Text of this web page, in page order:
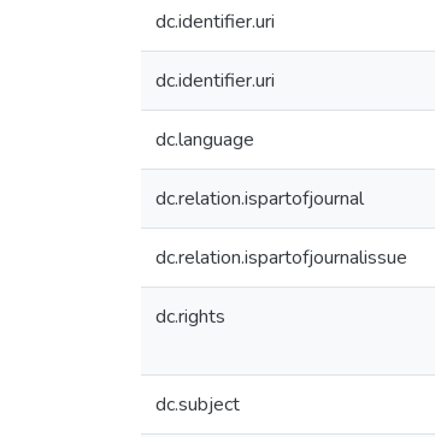
dc.identifier.uri
dc.identifier.uri
dc.language
dc.relation.ispartofjournal
dc.relation.ispartofjournalissue
dc.rights
dc.subject